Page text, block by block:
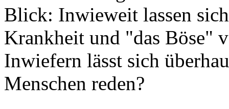
Blick: Inwieweit lassen
Krankheit und "das Böse"
Inwiefern lässt sich
Menschen reden?